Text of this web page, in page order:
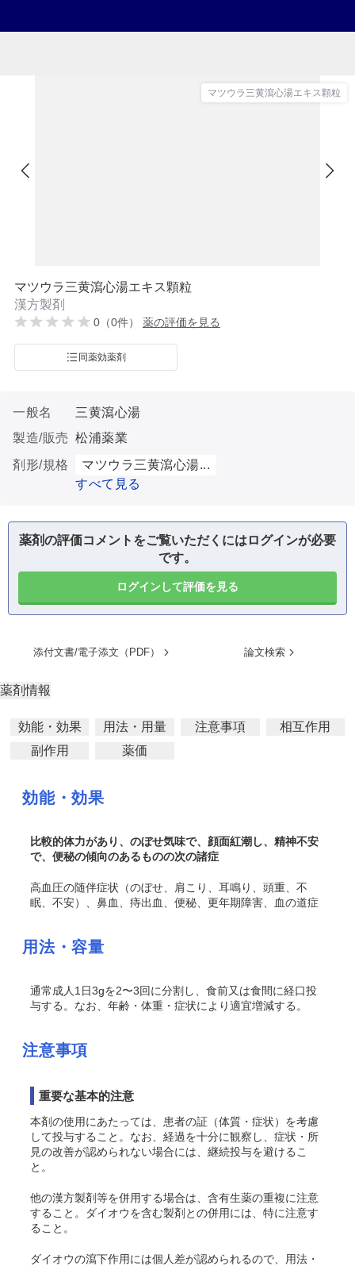
マツウラ三黄瀉心湯エキス顆粒
マツウラ三黄瀉心湯エキス顆粒
漢方製剤
0（0件） 薬の評価を見る
同薬効薬剤
一般名
三黄瀉心湯
製造/販売 松浦薬業
剤形/規格
マツウラ三黄瀉心湯...
すべて見る
薬剤の評価コメントをご覧いただくにはログインが必要
です。
ログインして評価を見る
添付文書/電子添文（PDF） 論文検索
薬剤情報
効能・効果 用法・用量 注意事項
相互作用
副作用
薬価
効能・効果
比較的体力があり、のぼせ気味で、顔面紅潮し、精神不安
で、便秘の傾向のあるものの次の諸症
高血圧の随伴症状（のぼせ、肩こり、耳鳴り、頭重、不
眠、不安）、鼻血、痔出血、便秘、更年期障害、血の道症
用法・容量
通常成人1日3gを2〜3回に分割し、食前又は食間に経口投
与する。なお、年齢・体重・症状により適宜増減する。
注意事項
重要な基本的注意
本剤の使用にあたっては、患者の証（体質・症状）を考慮
して投与すること。なお、経過を十分に観察し、症状・所
見の改善が認められない場合には、継続投与を避けるこ
と。
他の漢方製剤等を併用する場合は、含有生薬の重複に注意
すること。ダイオウを含む製剤との併用には、特に注意す
ること。
ダイオウの瀉下作用には個人差が認められるので、用法・